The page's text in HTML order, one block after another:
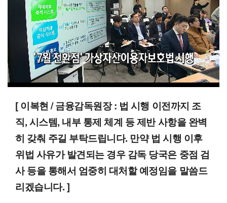
일반배속
[ 이복현 / 금융감독원장 : 법 시행 이전까지 조
직, 시스템, 내부 통제 체계 등 제반 사항을 완벽
히 갖춰 주길 부탁드립니다. 만약 법 시행 이후
위법 사유가 발견되는 경우 감독 당국은 중점 검
사 등을 통해서 엄중히 대처할 예정임을 말씀드
리겠습니다. ]